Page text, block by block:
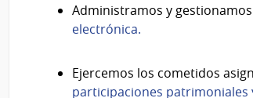
Administramos y
electrónica.
Ejercemos los cometidos
participaciones patrimoniales